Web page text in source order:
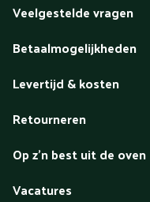
Veelgestelde vragen
Betaalmogelijkheden
Levertijd & kosten
Retourneren
Op z'n best uit de oven
Vacatures